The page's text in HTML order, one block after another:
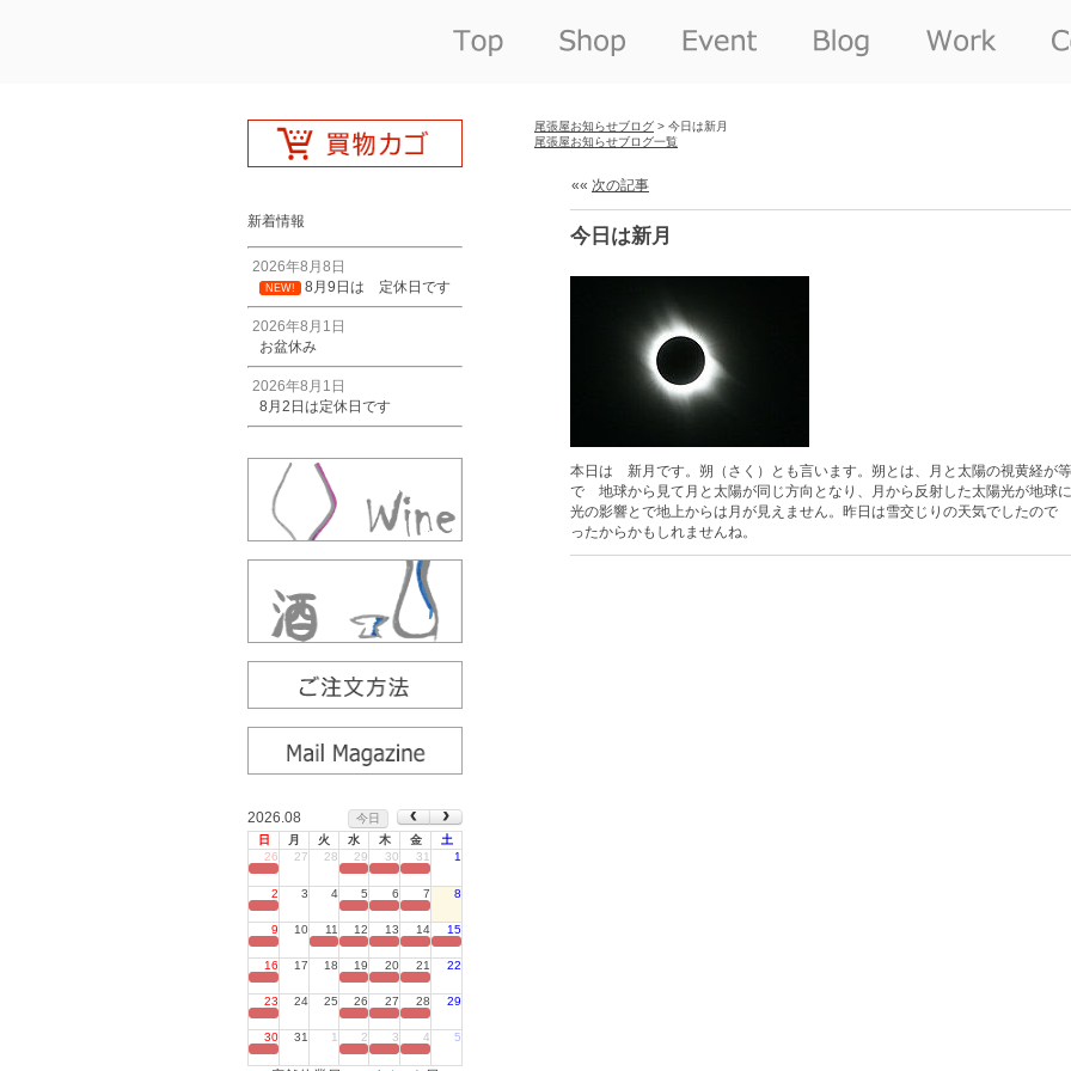
新着情報
2026年8月8日
NEW! 8月9日は 定休日です
2026年8月1日
お盆休み
2026年8月1日
8月2日は定休日です
2026.08
今日
日
月 火 水 木 金
土
26
27 28 29 30 31 1
2 3 4 5 6 7 8
9 10 11 12 13 14 15
16 17 18 19 20 21 22
23 24 25 26 27 28 29
30 31 1 2 3 4 5
尾張屋お知らせブログ > 今日は新月
尾張屋お知らせブログ一覧
«« 次の記事
今日は新月
本日は 新月です。朔（さく）とも言います。朔とは、月と太陽の視黄経が
で 地球から見て月と太陽が同じ方向となり、月から反射した太陽光が地球
光の影響とで地上からは月が見えません。昨日は雪交じりの天気でしたの
ったからかもしれませんね。